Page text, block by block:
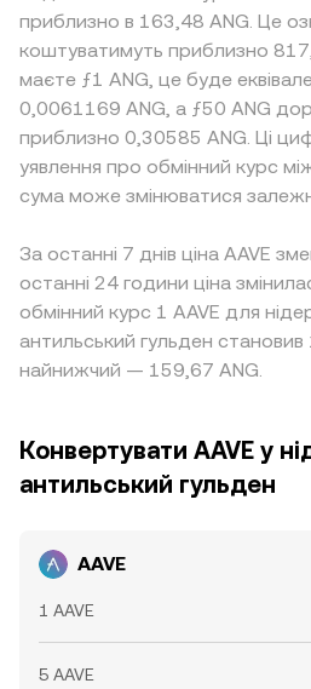
приблизно в 163,48 ANG. Це
коштуватимуть приблизно
маєте ƒ1 ANG, це буде
0,0061169 ANG, а ƒ50 ANG
приблизно 0,30585 ANG. Ці
уявлення про обмінний курс
сума може змінюватися
За останні 7 днів ціна AAVE
останні 24 години ціна
обмінний курс 1 AAVE для
антильський гульден
найнижчий — 159,67 ANG.
Конвертувати AAVE у
антильський гульден
AAVE
1 AAVE
5 AAVE